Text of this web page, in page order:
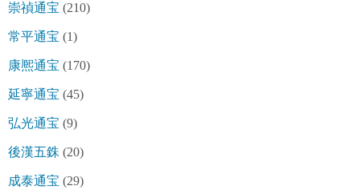
崇禎通宝 (210)
常平通宝 (1)
康熈通宝 (170)
延寧通宝 (45)
弘光通宝 (9)
後漢五銖 (20)
成泰通宝 (29)